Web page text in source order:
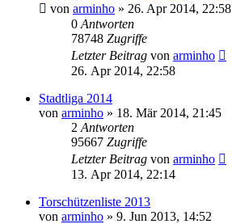
von arminho » 26. Apr 2014, 22:58
0 Antworten
78748 Zugriffe
Letzter Beitrag von arminho
26. Apr 2014, 22:58
Stadtliga 2014
von arminho » 18. Mär 2014, 21:45
2 Antworten
95667 Zugriffe
Letzter Beitrag von arminho
13. Apr 2014, 22:14
Torschützenliste 2013
von arminho » 9. Jun 2013, 14:52